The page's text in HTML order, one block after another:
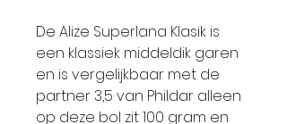
De Alize Superlana Klasik is
een klassiek middeldik garen
en is vergelijkbaar met de
partner 3,5 van Phildar alleen
op deze bol zit 100 gram en